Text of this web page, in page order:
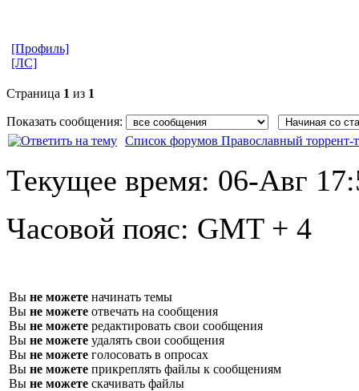
[Профиль]
[ЛС]
Страница 1 из 1
Показать сообщения:
Список форумов Православный торрент-
Текущее время: 06-Авг
Часовой пояс: GMT + 4
Вы не можете начинать темы
Вы не можете отвечать на сообщения
Вы не можете редактировать свои сообщения
Вы не можете удалять свои сообщения
Вы не можете голосовать в опросах
Вы не можете прикреплять файлы к сообщениям
Вы не можете скачивать файлы